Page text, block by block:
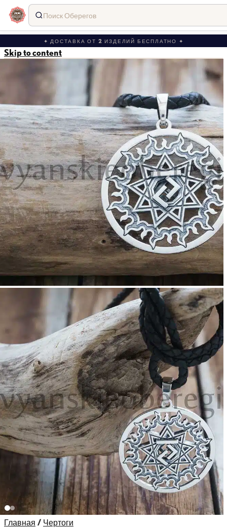
✦ ДОСТАВКА ОТ 2 ИЗДЕЛИЙ БЕСПЛАТНО ✦
Skip to content
Главная / Чертоги
Поиск Оберегов